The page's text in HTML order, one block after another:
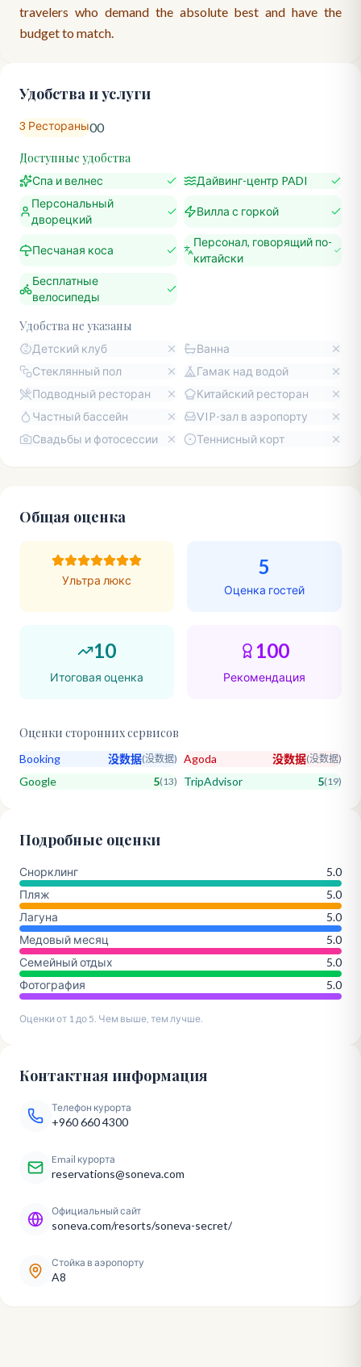
travelers who demand the absolute best and have the
budget to match.
Удобства и услуги
3 Рестораны00
Доступные удобства
Спа и велнес
Дайвинг-центр PADI
Персональный
дворецкий
Вилла с горкой
Песчаная коса
Персонал, говорящий по-
китайски
Бесплатные
велосипеды
Удобства не указаны
Детский клуб
Ванна
Стеклянный пол
Гамак над водой
Подводный ресторан
Китайский ресторан
Частный бассейн
VIP-зал в аэропорту
Свадьбы и фотосессии
Теннисный корт
Общая оценка
Ультра люкс
5
Оценка гостей
10
Итоговая оценка
100
Рекомендация
Оценки сторонних сервисов
Booking 没数据(没数据) Agoda 没数据(没数据)
Google 5(13) TripAdvisor 5(19)
Подробные оценки
Снорклинг
5.0
Пляж
5.0
Лагуна
5.0
Медовый месяц
5.0
Семейный отдых
5.0
Фотография
5.0
Оценки от 1 до 5. Чем выше, тем лучше.
Контактная информация
Телефон курорта
+960 660 4300
Email курорта
reservations@soneva.com
Официальный сайт
soneva.com/resorts/soneva-secret/
Стойка в аэропорту
A8